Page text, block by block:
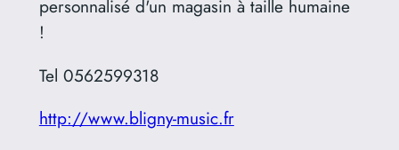
personnalisé d'un magasin à taille humaine
!
Tel 0562599318
http://www.bligny-music.fr